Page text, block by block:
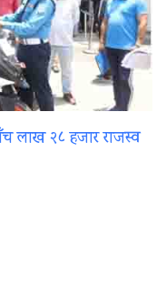
लाख २८ हजार राजस्व